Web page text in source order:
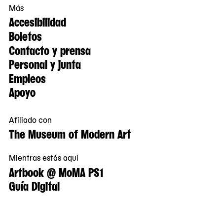
Más
Accesibilidad
Boletos
Contacto y prensa
Personal y junta
Empleos
Apoyo
Afiliado con
The Museum of Modern Art
Mientras estás aquí
Artbook @ MoMA PS1
Guía Digital